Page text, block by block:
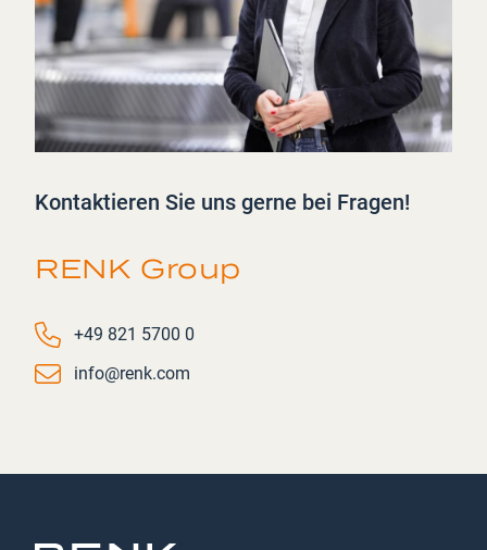
Kontaktieren Sie uns gerne bei Fragen!
RENK Group
Phone number
+49 821 5700 0
Email
info@renk.com